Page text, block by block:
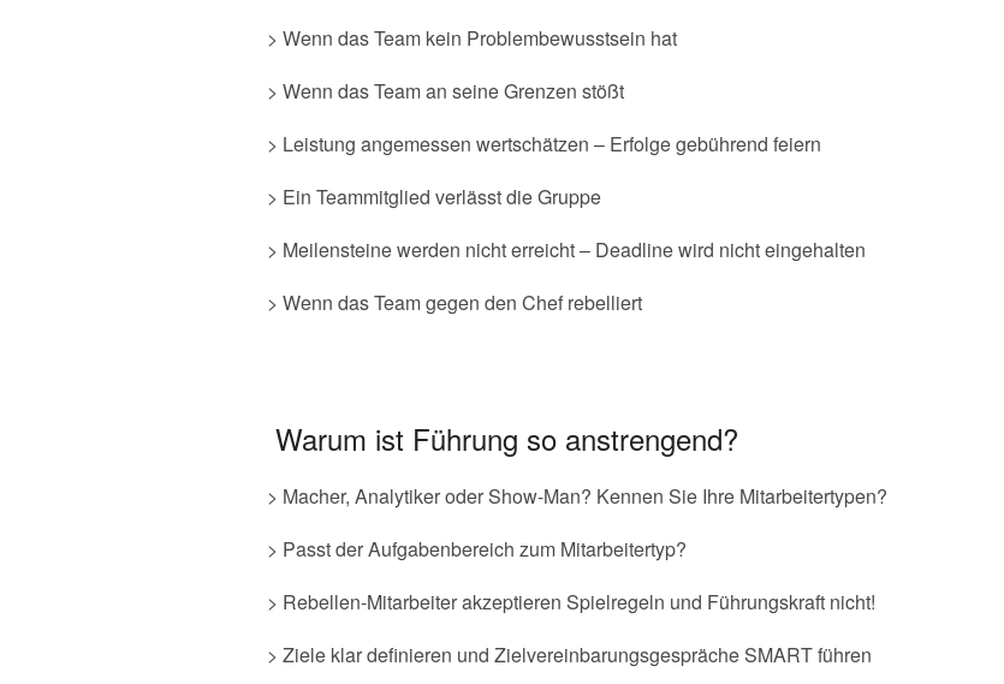
> Wenn das Team kein Problembewusstsein hat
> Wenn das Team an seine Grenzen stößt
> Leistung angemessen wertschätzen – Erfolge gebührend feiern
> Ein Teammitglied verlässt die Gruppe
> Meilensteine werden nicht erreicht – Deadline wird nicht eingehalten
> Wenn das Team gegen den Chef rebelliert
Warum ist Führung so anstrengend?
> Macher, Analytiker oder Show-Man? Kennen Sie Ihre Mitarbeitertypen?
> Passt der Aufgabenbereich zum Mitarbeitertyp?
> Rebellen-Mitarbeiter akzeptieren Spielregeln und Führungskraft nicht!
> Ziele klar definieren und Zielvereinbarungsgespräche SMART führen